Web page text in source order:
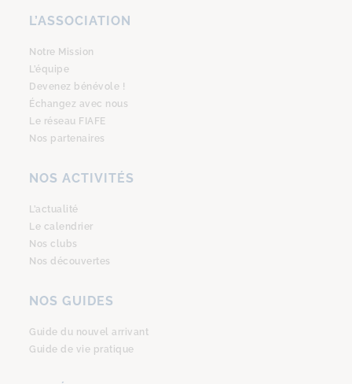
L’ASSOCIATION
Notre Mission
L’équipe
Devenez bénévole !
Échangez avec nous
Le réseau FIAFE
Nos partenaires
NOS ACTIVITÉS
L’actualité
Le calendrier
Nos clubs
Nos découvertes
NOS GUIDES
Guide du nouvel arrivant
Guide de vie pratique